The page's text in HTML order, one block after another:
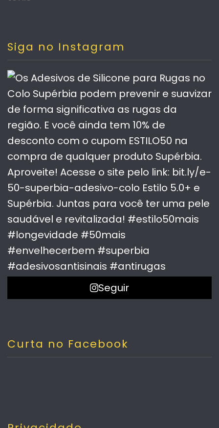
Siga no Instagram
Seguir
Curta no Facebook